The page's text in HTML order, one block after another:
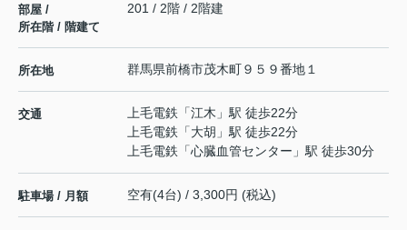
部屋 /
所在階 / 階建て
201 / 2階 / 2階建
所在地 群馬県前橋市茂木町９５９番地１
交通 上毛電鉄 「江木 」駅 徒歩22分
上毛電鉄 「大胡 」駅 徒歩22分
上毛電鉄 「心臓血管センター 」駅 徒歩30分
駐車場 / 月額 空有(4台) / 3,300円 (税込)